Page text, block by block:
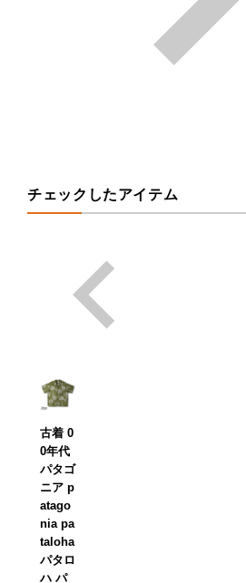
チェックしたアイテム
古着 0
0年代
パタゴ
ニア p
atago
nia pa
taloha
パタロ
ハ パ